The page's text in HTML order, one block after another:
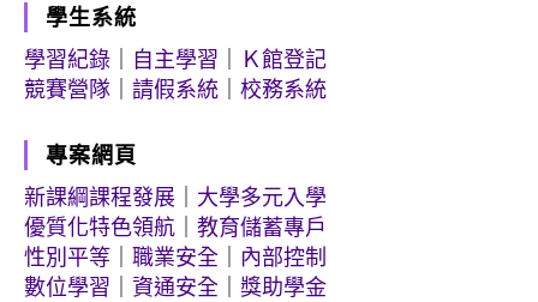
學生系統
學習紀錄
自主學習
Ｋ館登記
競賽營隊
請假系統 校務系統
專案網頁
新課綱課程發展
大學多元入學
優質化特色領航
教育儲蓄專戶
性別平等
職業安全
內部控制
數位學習
資通安全 獎助學金